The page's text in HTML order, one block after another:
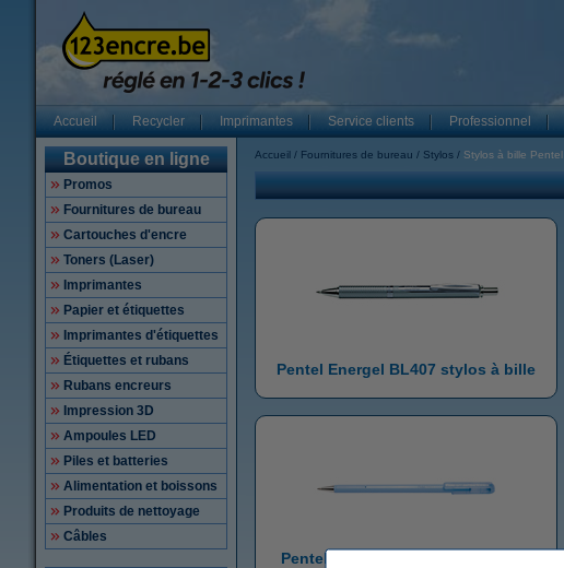
Accueil Recycler Imprimantes Service clients Professionnel
Boutique en ligne
Promos
Fournitures de bureau
Cartouches d'encre
Toners (Laser)
Imprimantes
Papier et étiquettes
Imprimantes d'étiquettes
Étiquettes et rubans
Rubans encreurs
Impression 3D
Ampoules LED
Piles et batteries
Alimentation et boissons
Produits de nettoyage
Câbles
Accueil Fournitures de bureau Stylos Stylos à bille Pentel
Pentel Energel BL407 stylos à bille
Pentel BK77AB stylos à bille anti-